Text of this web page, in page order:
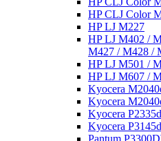
HP CLJ Color
HP LJ M227
HP LJ M402 /
M427 / M428 /
HP LJ M501 /
HP LJ M607 /
Kyocera
Kyocera
Kyocera
Kyocera
Pantum